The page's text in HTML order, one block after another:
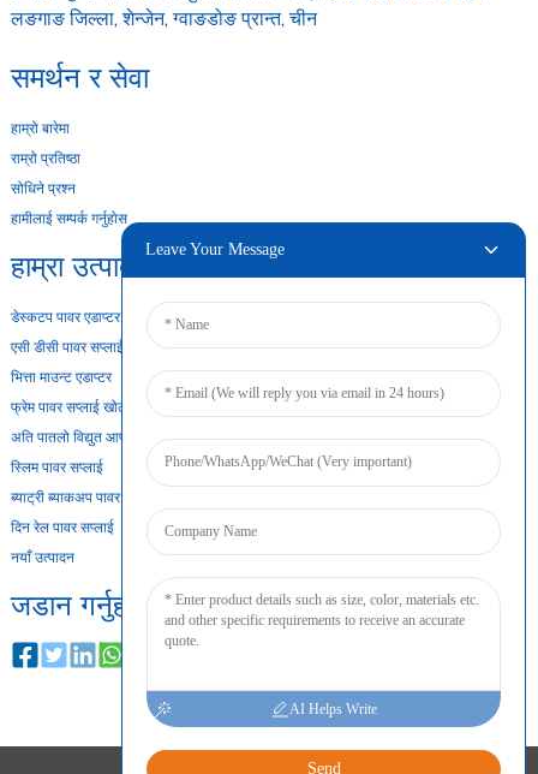
लङगाङ जिल्ला, शेन्जेन, ग्वाङडोङ प्रान्त, चीन
समर्थन र सेवा
हाम्रो बारेमा
राम्रो प्रतिष्ठा
सोधिने प्रश्न
हामीलाई सम्पर्क गर्नुहोस
हाम्रा उत्पादनहरू
डेस्कटप पावर एडाप्टर
एसी डीसी पावर सप्लाई
भित्ता माउन्ट एडाप्टर
फ्रेम पावर सप्लाई खोल्नुहोस्
अति पातलो विद्युत आपूर्ति
स्लिम पावर सप्लाई
ब्याट्री ब्याकअप पावर सप्लाई
दिन रेल पावर सप्लाई
नयाँ उत्पादन
जडान गर्नुहोस्
प्रतिलिपि अधिकार © २०२४ सर्वाधिकार सुरक्षित
Leave Your Message
AI Helps Write
Send